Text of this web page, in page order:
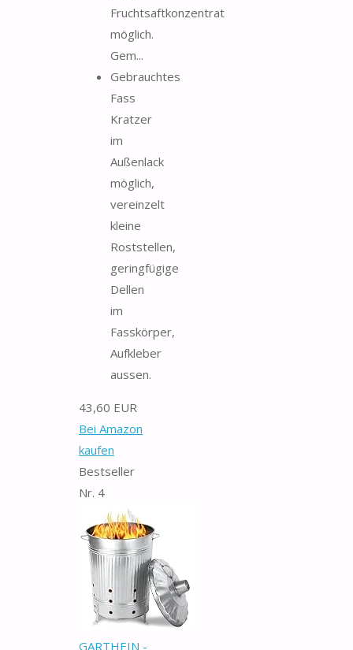
Fruchtsaftkonzentrat
möglich.
Gem...
Gebrauchtes
Fass
Kratzer
im
Außenlack
möglich,
vereinzelt
kleine
Roststellen,
geringfügige
Dellen
im
Fasskörper,
Aufkleber
aussen.
43,60 EUR
Bei Amazon
kaufen
Bestseller
Nr. 4
GARTHEIN -